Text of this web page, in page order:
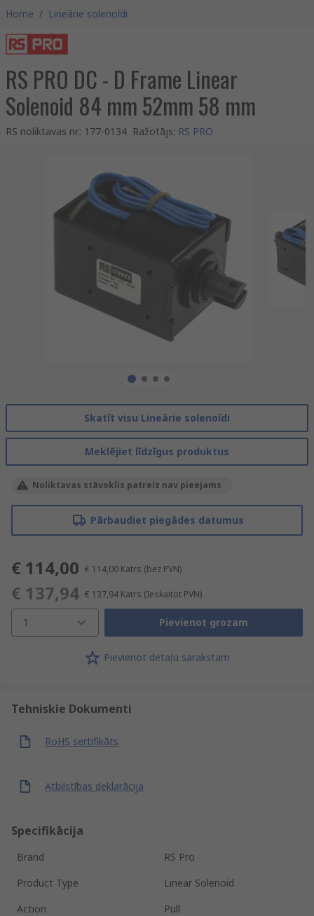
Home / Lineārie solenoīdi
RS PRO DC - D Frame Linear
Solenoid 84 mm 52mm 58 mm
RS noliktavas nr.: 177-0134 Ražotājs: RS PRO
Skatīt visu Lineārie solenoīdi
Meklējiet līdzīgus produktus
Noliktavas stāvoklis patreiz nav pieejams
Pārbaudiet piegādes datumus
€ 114,00 € 114,00 Katrs (bez PVN)
€ 137,94 € 137,94 Katrs (Ieskaitot PVN)
1 Pievienot grozam
Pievienot detaļu sarakstam
Tehniskie Dokumenti
RoHS sertifikāts
Atbilstības deklarācija
Specifikācija
Brand
RS Pro
Product Type
Linear Solenoid
Action
Pull